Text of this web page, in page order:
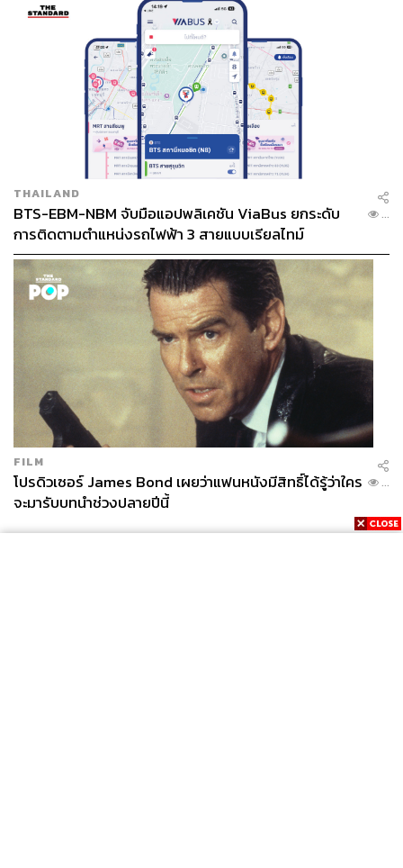
THAILAND
BTS-EBM-NBM จับมือแอปพลิเคชัน ViaBus ยกระดับ
การติดตามตำแหน่งรถไฟฟ้า 3 สายแบบเรียลไทม์
...
FILM
โปรดิวเซอร์ James Bond เผยว่าแฟนหนังมีสิทธิ์ได้รู้ว่าใคร
จะมารับบทนำช่วงปลายปีนี้
...